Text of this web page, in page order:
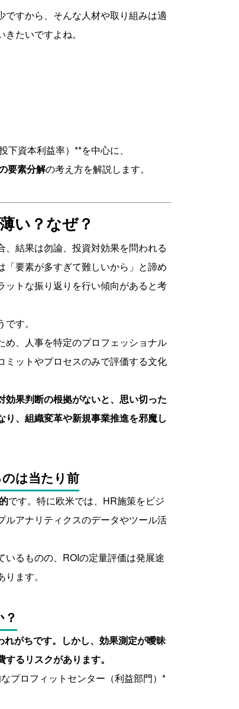
すから、そんな人材や取り組みは適
たいですよね。
資本利益率）**を中心に、
要素分解の考え方を解説します。
い？なぜ？
結果は勿論、投資対効果を問われる
要素が多すぎて難しいから」と諦め
ットな振り返りを行い傾向があると考
す。
、人事を特定のプロフェッショナル
ミットやプロセスのみで評価する文化
効果判断の根拠がないと、思い切った
、組織変革や新規事業推進を邪魔し
は当たり前
です。特に欧米では、HR施策をビジ
ルアナリティクスのデータやツール活
るものの、ROIの定量評価は発展途
ます。
れがちです。しかし、効果測定が曖昧
るリスクがあります。
プロフィットセンター（利益部門）*